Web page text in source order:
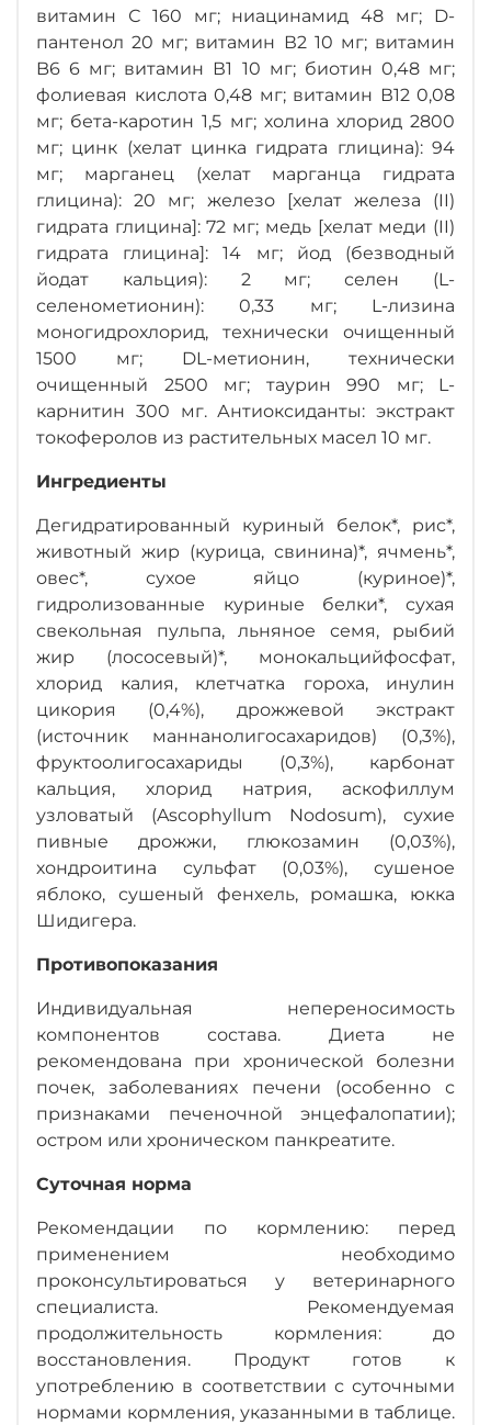
витамин С 160 мг; ниацинамид 48 мг; D-
пантенол 20 мг; витамин В2 10 мг; витамин
B6 6 мг; витамин В1 10 мг; биотин 0,48 мг;
фолиевая кислота 0,48 мг; витамин В12 0,08
мг; бета-каротин 1,5 мг; холина хлорид 2800
мг; цинк (хелат цинка гидрата глицина): 94
мг; марганец (хелат марганца гидрата
глицина): 20 мг; железо [хелат железа (II)
гидрата глицина]: 72 мг; медь [хелат меди (II)
гидрата глицина]: 14 мг; йод (безводный
йодат кальция): 2 мг; селен (L-
селенометионин): 0,33 мг; L-лизина
моногидрохлорид, технически очищенный
1500 мг; DL-метионин, технически
очищенный 2500 мг; таурин 990 мг; L-
карнитин 300 мг. Антиоксиданты: экстракт
токоферолов из растительных масел 10 мг.
Ингредиенты
Дегидратированный куриный белок*, рис*,
животный жир (курица, свинина)*, ячмень*,
овес*, сухое яйцо (куриное)*,
гидролизованные куриные белки*, сухая
свекольная пульпа, льняное семя, рыбий
жир (лососевый)*, монокальцийфосфат,
хлорид калия, клетчатка гороха, инулин
цикория (0,4%), дрожжевой экстракт
(источник маннанолигосахаридов) (0,3%),
фруктоолигосахариды (0,3%), карбонат
кальция, хлорид натрия, аскофиллум
узловатый (Ascophyllum Nodosum), сухие
пивные дрожжи, глюкозамин (0,03%),
хондроитина сульфат (0,03%), сушеное
яблоко, сушеный фенхель, ромашка, юкка
Шидигера.
Противопоказания
Индивидуальная непереносимость
компонентов состава. Диета не
рекомендована при хронической болезни
почек, заболеваниях печени (особенно с
признаками печеночной энцефалопатии);
остром или хроническом панкреатите.
Суточная норма
Рекомендации по кормлению: перед
применением необходимо
проконсультироваться у ветеринарного
специалиста. Рекомендуемая
продолжительность кормления: до
восстановления. Продукт готов к
употреблению в соответствии с суточными
нормами кормления, указанными в таблице.